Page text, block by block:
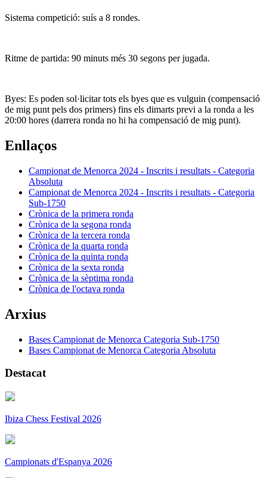
Sistema competició: suís a 8 rondes.
Ritme de partida: 90 minuts més 30 segons per jugada.
Byes: Es poden sol·licitar tots els byes que es vulguin (compensació
de mig punt pels dos primers) fins els dimarts previ a la ronda a les
20:00 hores (darrera ronda no hi ha compensació de mig punt).
Enllaços
Campionat de Menorca 2024 - Inscrits i resultats - Categoria
Absoluta
Campionat de Menorca 2024 - Inscrits i resultats - Categoria
Sub-1750
Crònica de la primera ronda
Crònica de la segona ronda
Crònica de la tercera ronda
Crònica de la quarta ronda
Crònica de la quinta ronda
Crònica de la sexta ronda
Crònica de la sèptima ronda
Crònica de l'octava ronda
Arxius
Bases Campionat de Menorca Categoria Sub-1750
Bases Campionat de Menorca Categoria Absoluta
Destacat
Ibiza Chess Festival 2026
Campionats d'Espanya 2026